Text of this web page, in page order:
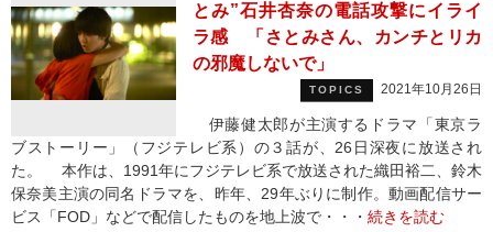
とみ”石井杏奈の電話攻撃にイライ
ラ感 「さとみさん、カンチとリカ
の邪魔しないで」
TOPICS 2021年10月26日
伊藤健太郎が主演するドラマ「東京ラ
ブストーリー」（フジテレビ系）の３話が、26日深夜に放送され
た。 本作は、1991年にフジテレビ系で放送された織田裕二、鈴木
保奈美主演の同名ドラマを、昨年、29年ぶりに制作。動画配信サー
ビス「FOD」などで配信したものを地上波で・・・ 続きを読む